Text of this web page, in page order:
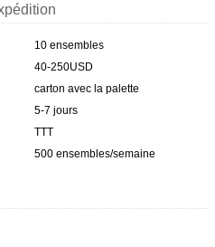
10 ensembles
40-250USD
carton avec la palette
5-7 jours
TTT
500 ensembles/semaine